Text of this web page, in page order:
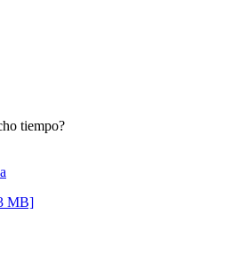
tiempo?
MB]